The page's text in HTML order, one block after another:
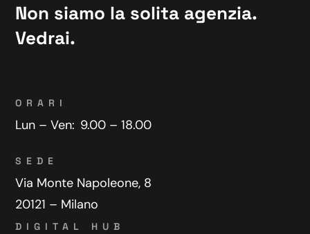
Non siamo la solita agenzia.
Vedrai.
ORARI
Lun – Ven: 9.00 – 18.00
SEDE
Via Monte Napoleone, 8
20121 – Milano
DIGITAL HUB